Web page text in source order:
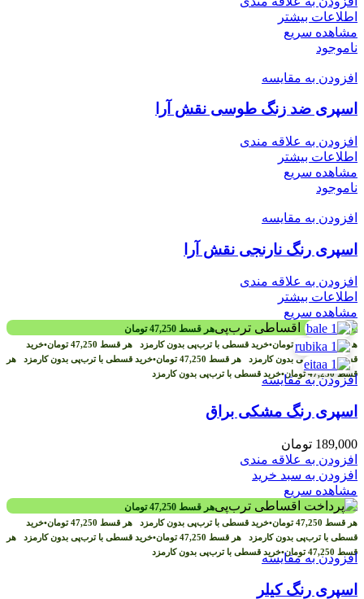
اطلاعات بیشتر
مشاهده سریع
ناموجود
افزودن به مقایسه
اسپری ضد زنگ طوسی نقش آرا
افزودن به علاقه مندی
اطلاعات بیشتر
مشاهده سریع
ناموجود
افزودن به مقایسه
اسپری رنگ نارنجی نقش آرا
افزودن به علاقه مندی
اطلاعات بیشتر
مشاهده سریع
هر قسط 47,250 تومان
هر قسط47,250 تومان•خرید قسطی با ترب‌پی بدون کارمزد هر قسط 47,250 تومان•خرید
قسطی با ترب‌پی بدون کارمزد هر قسط 47,250 تومان•خرید قسطی با ترب‌پی بدون کارمزد هر
قسط47,250 تومان•خرید قسطی با ترب‌پی بدون کارمزدافزودن به مقایسه
اسپری رنگ مشکی براق
189,000 تومان
افزودن به علاقه مندی
افزودن به سبد خرید
مشاهده سریع
هر قسط 47,250 تومان
هر قسط 47,250 تومان•خرید قسطی با ترب‌پی بدون کارمزد هر قسط 47,250 تومان•خرید
قسطی با ترب‌پی بدون کارمزد هر قسط 47,250 تومان•خرید قسطی با ترب‌پی بدون کارمزد هر
قسط 47,250 تومان•خرید قسطی با ترب‌پی بدون کارمزدافزودن به مقایسه
اسپری رنگ کیلر